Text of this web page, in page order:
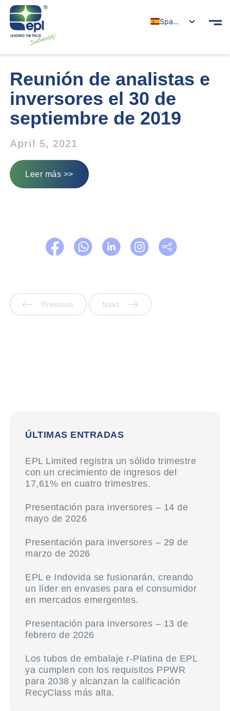
Spanish
Reunión de analistas e
inversores el 30 de
septiembre de 2019
April 5, 2021
Leer más >>
Anterior
ÚLTIMAS ENTRADAS
EPL Limited registra un sólido trimestre
con un crecimiento de ingresos del
17,61% en cuatro trimestres.
Presentación para inversores – 14 de
mayo de 2026
Presentación para inversores – 29 de
marzo de 2026
EPL e Indovida se fusionarán, creando
un líder en envases para el consumidor
en mercados emergentes.
Presentación para inversores – 13 de
febrero de 2026
Los tubos de embalaje r-Platina de EPL
ya cumplen con los requisitos PPWR
para 2038 y alcanzan la calificación
RecyClass más alta.